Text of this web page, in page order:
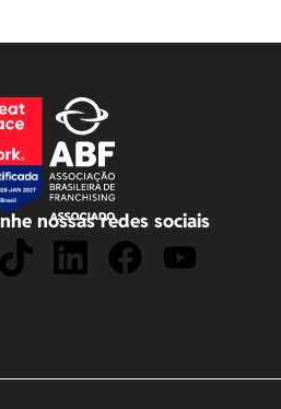
nossas redes sociais